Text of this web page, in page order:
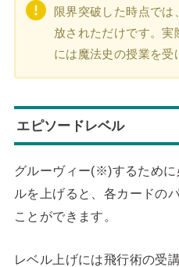
限界突破した時点で
放されただけです。実
には魔法史の授業を受
エピソードレベル
グルーヴィー(※)するため
ルを上げると、各カードの
ことができます。
レベル上げには飛行術の受